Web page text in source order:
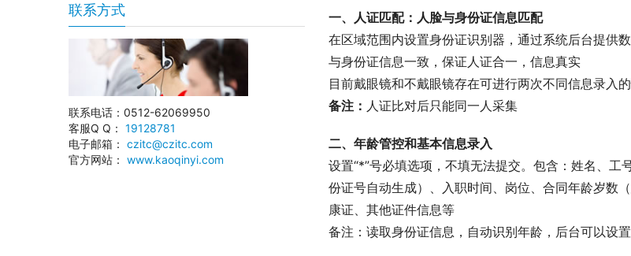
一、人证匹配：人脸与身份证信息匹配
在区域范围内设置身份证识别器，通过系统后台提供
与身份证信息一致，保证人证合一，信息真实
目前戴眼镜和不戴眼镜存在可进行两次不同信息录入
备注： 人证比对后只能同一人采集
二、年龄管控和基本信息录入
设置“*”号必填选项，不填无法提交。包含：姓名、
份证号自动生成）、入职时间、岗位、合同年龄岁数
康证、其他证件信息等
备注：读取身份证信息，自动识别年龄，后台可以设置
联系方式
联系电话：0512-62069950
客服Q Q： 19128781
电子邮箱： czitc@czitc.com
官方网站： www.kaoqinyi.com